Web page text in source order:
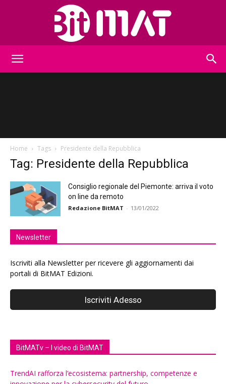
Home Tags Presidente della Repubblica
Tag: Presidente della Repubblica
Consiglio regionale del Piemonte: arriva il voto
on line da remoto
Redazione BitMAT - 13/01/2022
Newsletter
Iscriviti alla Newsletter per ricevere gli aggiornamenti dai
portali di BitMAT Edizioni.
BitMATv – I video di BitMAT
TrendAI rafforza l’ecosistema: partnership, competenze e